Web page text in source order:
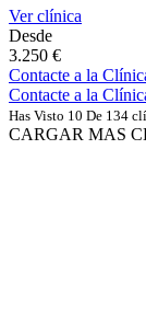
Ver clínica
Desde
3.250 €
Contacte a la
Contacte a la
Has Visto 10 De 134
CARGAR MAS